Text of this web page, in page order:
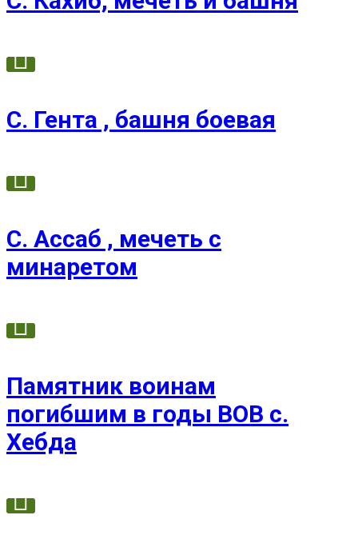
С. Гента , башня боевая
С. Ассаб , мечеть с
минаретом
Памятник воинам
погибшим в годы ВОВ с.
Хебда